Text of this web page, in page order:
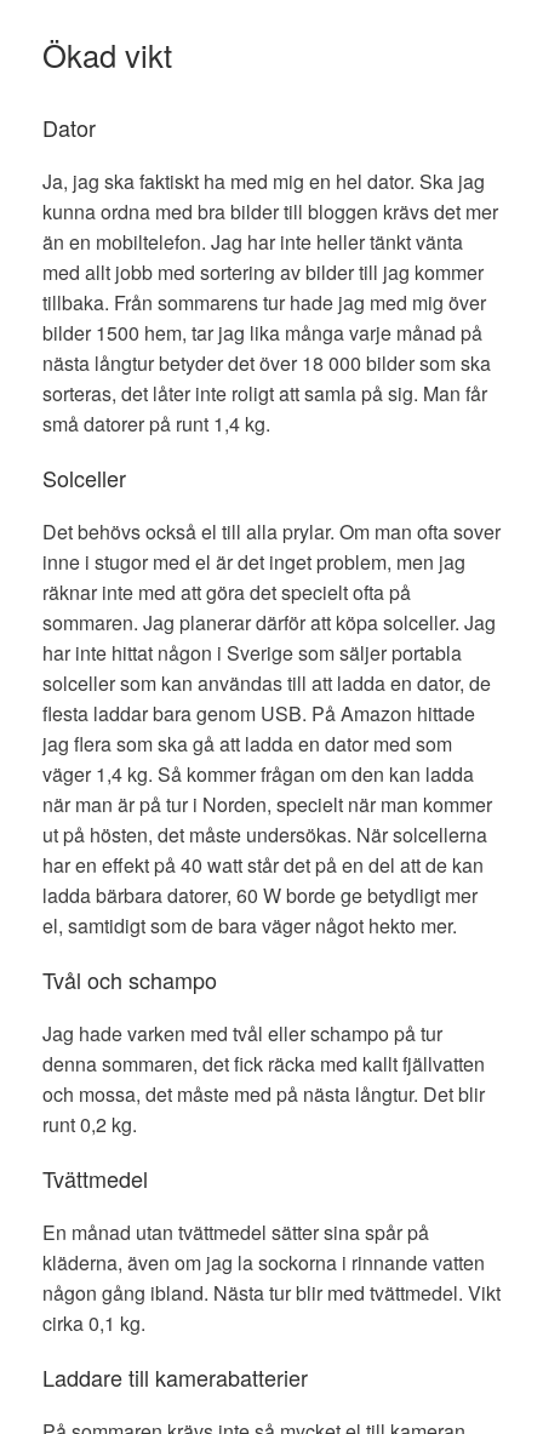
Ökad vikt
Dator
Ja, jag ska faktiskt ha med mig en hel dator. Ska jag
kunna ordna med bra bilder till bloggen krävs det mer
än en mobiltelefon. Jag har inte heller tänkt vänta
med allt jobb med sortering av bilder till jag kommer
tillbaka. Från sommarens tur hade jag med mig över
bilder 1500 hem, tar jag lika många varje månad på
nästa långtur betyder det över 18 000 bilder som ska
sorteras, det låter inte roligt att samla på sig. Man får
små datorer på runt 1,4 kg.
Solceller
Det behövs också el till alla prylar. Om man ofta sover
inne i stugor med el är det inget problem, men jag
räknar inte med att göra det specielt ofta på
sommaren. Jag planerar därför att köpa solceller. Jag
har inte hittat någon i Sverige som säljer portabla
solceller som kan användas till att ladda en dator, de
flesta laddar bara genom USB. På Amazon hittade
jag flera som ska gå att ladda en dator med som
väger 1,4 kg. Så kommer frågan om den kan ladda
när man är på tur i Norden, specielt när man kommer
ut på hösten, det måste undersökas. När solcellerna
har en effekt på 40 watt står det på en del att de kan
ladda bärbara datorer, 60 W borde ge betydligt mer
el, samtidigt som de bara väger något hekto mer.
Tvål och schampo
Jag hade varken med tvål eller schampo på tur
denna sommaren, det fick räcka med kallt fjällvatten
och mossa, det måste med på nästa långtur. Det blir
runt 0,2 kg.
Tvättmedel
En månad utan tvättmedel sätter sina spår på
kläderna, även om jag la sockorna i rinnande vatten
någon gång ibland. Nästa tur blir med tvättmedel. Vikt
cirka 0,1 kg.
Laddare till kamerabatterier